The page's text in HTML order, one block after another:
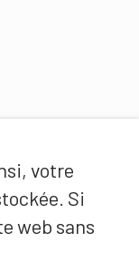
votre
Si
web sans